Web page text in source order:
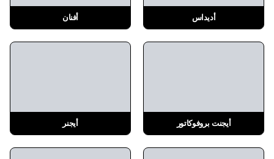
أديداس أفنان
أيجنت بروفوكاتور أيجنر